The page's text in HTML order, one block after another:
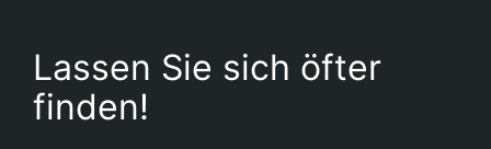
Lassen Sie sich öfter
finden!